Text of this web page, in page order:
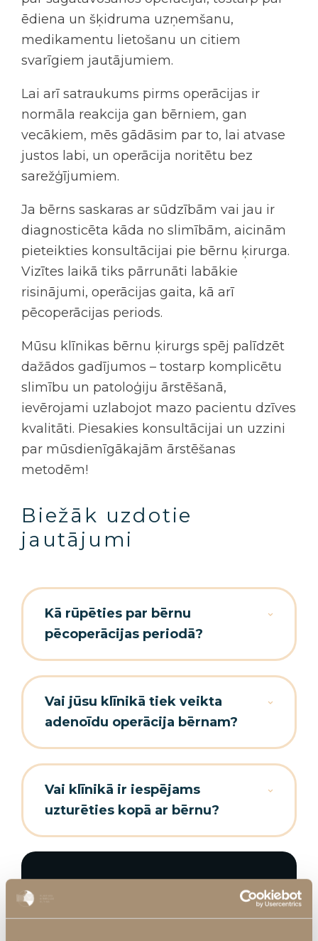
ēdiena un šķidruma uzņemšanu,
medikamentu lietošanu un citiem
svarīgiem jautājumiem.
Lai arī satraukums pirms operācijas ir
normāla reakcija gan bērniem, gan
vecākiem, mēs gādāsim par to, lai atvase
justos labi, un operācija noritētu bez
sarežģījumiem.
Ja bērns saskaras ar sūdzībām vai jau ir
diagnosticēta kāda no slimībām, aicinām
pieteikties konsultācijai pie bērnu ķirurga.
Vizītes laikā tiks pārrunāti labākie
risinājumi, operācijas gaita, kā arī
pēcoperācijas periods.
Mūsu klīnikas bērnu ķirurgs spēj palīdzēt
dažādos gadījumos – tostarp komplicētu
slimību un patoloģiju ārstēšanā,
ievērojami uzlabojot mazo pacientu dzīves
kvalitāti. Piesakies konsultācijai un uzzini
par mūsdienīgākajām ārstēšanas
metodēm!
Biežāk uzdotie
jautājumi
Kā rūpēties par bērnu
pēcoperācijas periodā?
Vai jūsu klīnikā tiek veikta
adenoīdu operācija bērnam?
Vai klīnikā ir iespējams
uzturēties kopā ar bērnu?